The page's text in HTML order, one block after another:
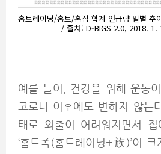
홈트레이닝/홈트/홈짐 합계 언급량 일별
/ 출처: D-BIGS 2.0, 2018. 1.
예를 들어, 건강을 위해 운동
코로나 이후에도 변하지 않는
태로 외출이 어려워지면서
‘홈트족(홈트레이닝+族)’이